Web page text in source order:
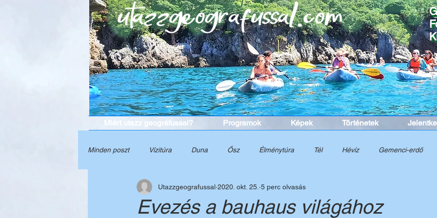
Miért utazz geográfussal? Programok Képek Történetek
Minden poszt Vízitúra Duna Ősz Élménytúra Tél Hévíz Gemenci-erdő
Természet Történelem Túra Tavasz
Evezés a bauhaus világához
Utazzgeografussal 2020. okt. 25. 5 perc olvasás